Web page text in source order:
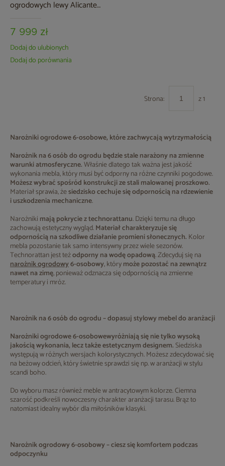
Narożniki ogrodowe 6-osobowe, które zachwycają wytrzymałością
Narożnik na 6 osób do ogrodu będzie stale narażony na zmienne
warunki atmosferyczne.Właśnie dlatego tak ważna jest jakość
wykonania mebla, który musi być odporny na różne czynniki pogodowe.
Możesz wybrać spośród konstrukcji ze stali malowanej proszkowo.
Materiał sprawia, żesiedzisko cechuje się odpornością na rdzewienie
i uszkodzenia mechaniczne.
Narożniki mają pokrycie z technorattanu. Dzięki temu na długo
zachowują estetyczny wygląd.Materiał charakteryzuje się
odpornością na szkodliwe działanie promieni słonecznych. Kolor
mebla pozostanie tak samo intensywny przez wiele sezonów.
Technorattan jest teżodporny na wodę opadową. Zdecyduj się na
narożnik ogrodowy6-osobowy, którymoże pozostać na zewnątrz
nawet na zimę, ponieważ odznacza się odpornością na zmienne
temperatury i mróz.
Narożnik na 6 osób do ogrodu – dopasuj stylowy mebel do aranżacji
Narożniki ogrodowe 6-osobowewyróżniają się nie tylko wysoką
jakością wykonania, lecz także estetycznym designem.Siedziska
występują w różnych wersjach kolorystycznych. Możesz zdecydować się
na beżowy odcień, który świetnie sprawdzi się np. w aranżacji w stylu
scandi boho.
Do wyboru masz również meble w antracytowym kolorze. Ciemna
szarość podkreśli nowoczesny charakter aranżacji tarasu. Brąz to
natomiast idealny wybór dla miłośników klasyki.
Narożnik ogrodowy 6-osobowy – ciesz się komfortem podczas
odpoczynku
ogrodowych lewy Alicante
7 999 zł
Dodaj do ulubionych
Dodaj do porównania
Strona: z 1